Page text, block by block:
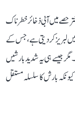
حصے میں آبی ذخائر خطرناک
لبریز کر دیتی ہے، جس کے
مگر جیسے ہی یہ شدید بارشیں
بارش کا سلسلہ مستقل